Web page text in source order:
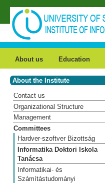
Skip to main content
About us Education
About the Institute
Contact us
Organizational Structure
Management
Committees
Hardver-szoftver Bizottság
Informatika Doktori Iskola
Tanácsa
Informatikai- és
Számítástudományi